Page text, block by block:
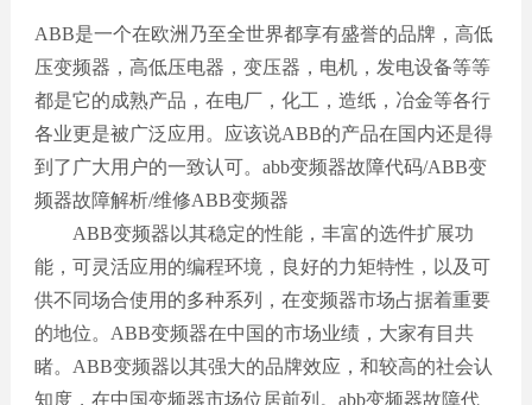
ABB是一个在欧洲乃至全世界都享有盛誉的品牌，高低
压变频器，高低压电器，变压器，电机，发电设备等等
都是它的成熟产品，在电厂，化工，造纸，冶金等各行
各业更是被广泛应用。应该说ABB的产品在国内还是得
到了广大用户的一致认可。abb变频器故障代码/ABB变
频器故障解析/维修ABB变频器
ABB变频器以其稳定的性能，丰富的选件扩展功
能，可灵活应用的编程环境，良好的力矩特性，以及可
供不同场合使用的多种系列，在变频器市场占据着重要
的地位。ABB变频器在中国的市场业绩，大家有目共
睹。ABB变频器以其强大的品牌效应，和较高的社会认
知度，在中国变频器市场位居前列。abb变频器故障代